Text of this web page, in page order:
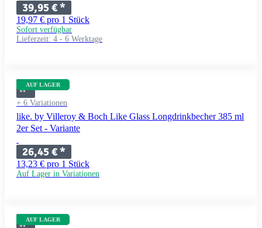
39,95 €*
19,97 € pro 1 Stück
Sofort verfügbar
Lieferzeit: 4 - 6 Werktage
AUF LAGER
+ 6 Variationen
like. by Villeroy & Boch Like Glass Longdrinkbecher 385 ml
2er Set - Variante
26,45 €*
13,23 € pro 1 Stück
Auf Lager in Variationen
AUF LAGER